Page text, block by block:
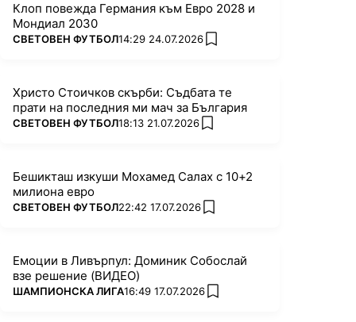
Клоп повежда Германия към Евро 2028 и
Мондиал 2030
ПОВЕЧЕ ОТ
СВЕТОВЕН ФУТБОЛ14:29 24.07.2026 add favorites
Христо Стоичков скърби: Съдбата те
прати на последния ми мач за България
ПОВЕЧЕ ОТ
СВЕТОВЕН ФУТБОЛ18:13 21.07.2026 add favorites
Бешикташ изкуши Мохамед Салах с 10+2
милиона евро
ПОВЕЧЕ ОТ
СВЕТОВЕН ФУТБОЛ22:42 17.07.2026 add favorites
Емоции в Ливърпул: Доминик Собослай
взе решение (ВИДЕО)
ПОВЕЧЕ ОТ
ШАМПИОНСКА ЛИГА16:49 17.07.2026 add favorites